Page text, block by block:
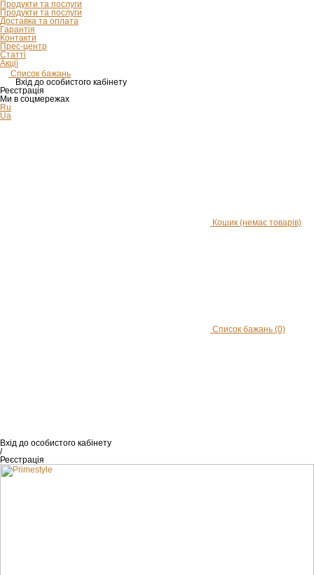
Продукти та послуги
Продукти та послуги
Доставка та оплата
Гарантія
Контакти
Прес-центр
Статті
Акції
Список бажань
Вхід до особистого кабінету
Реєстрація
Ми в соцмережах
Ru
Ua
Кошик (немає товарів)
Список бажань (0)
Вхід до особистого кабінету
/
Реєстрація